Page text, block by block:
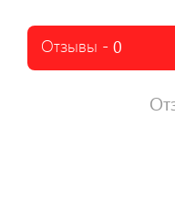
Отзывы - 0